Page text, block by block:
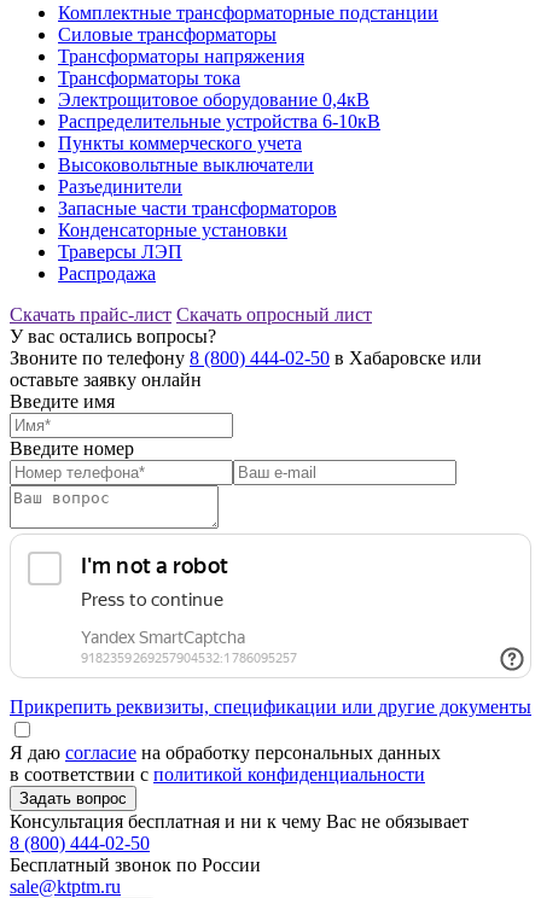
Комплектные трансформаторные подстанции
Силовые трансформаторы
Трансформаторы напряжения
Трансформаторы тока
Электрощитовое оборудование 0,4кВ
Распределительные устройства 6-10кВ
Пункты коммерческого учета
Высоковольтные выключатели
Разъединители
Запасные части трансформаторов
Конденсаторные установки
Траверсы ЛЭП
Распродажа
Скачать прайс-лист Скачать опросный лист
У вас остались вопросы?
Звоните по телефону 8 (800) 444-02-50 в Хабаровске или
оставьте заявку онлайн
Введите имя
Введите номер
Прикрепить реквизиты, спецификации или другие документы
Я даю согласие на обработку персональных данных
в соответствии с политикой конфиденциальности
Консультация бесплатная и ни к чему Вас не обязывает
8 (800) 444-02-50
Бесплатный звонок по России
sale@ktptm.ru